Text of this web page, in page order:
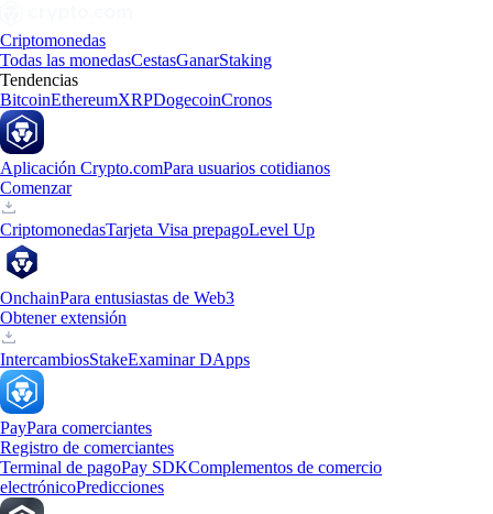
Criptomonedas
Todas las monedasCestasGanarStaking
Tendencias
BitcoinEthereumXRPDogecoinCronos
Aplicación Crypto.comPara usuarios cotidianos
Comenzar
CriptomonedasTarjeta Visa prepagoLevel Up
OnchainPara entusiastas de Web3
Obtener extensión
IntercambiosStakeExaminar DApps
PayPara comerciantes
Registro de comerciantes
Terminal de pagoPay SDKComplementos de comercio
electrónicoPredicciones